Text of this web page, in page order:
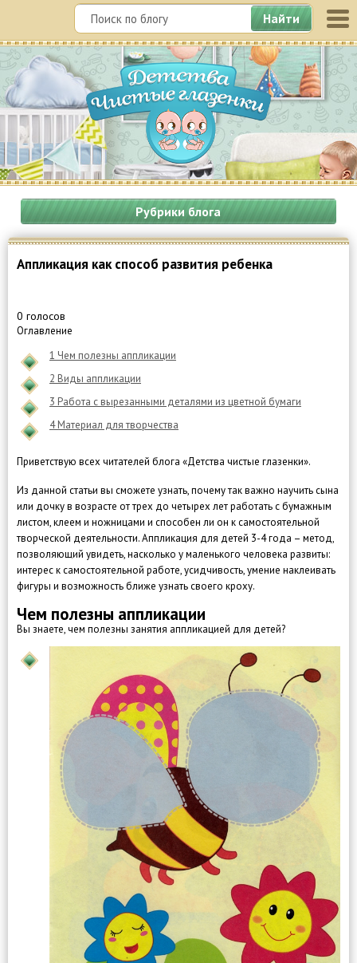
Рубрики блога
Найти
Аппликация как способ развития ребенка
0 голосов
Оглавление
1 Чем полезны аппликации
2 Виды аппликации
3 Работа с вырезанными деталями из цветной бумаги
4Материал для творчества
Приветствую всех читателей блога «Детства чистые глазенки».
Из данной статьи вы сможете узнать, почему так важно научить сына
или дочку в возрасте от трех до четырех лет работать с бумажным
листом, клеем и ножницами и способен ли он к самостоятельной
творческой деятельности. Аппликация для детей 3-4 года – метод,
позволяющий увидеть, насколько у маленького человека развиты:
интерес к самостоятельной работе, усидчивость, умение наклеивать
фигуры и возможность ближе узнать своего кроху.
Чем полезны аппликации
Вы знаете, чем полезны занятия аппликацией для детей?